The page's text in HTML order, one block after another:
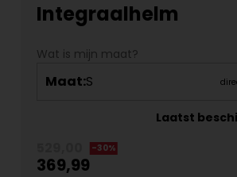
Integraalhelm
Wat is mijn maat?
Maat:S
Laatst
-30%
369,99